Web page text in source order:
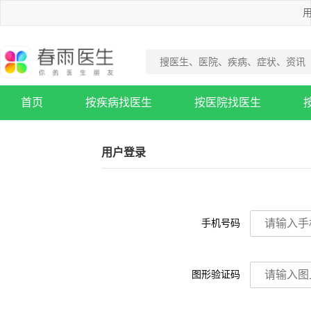
首页 按疾病找医生 按医院找医生
用户登录
手机号码
图形验证码